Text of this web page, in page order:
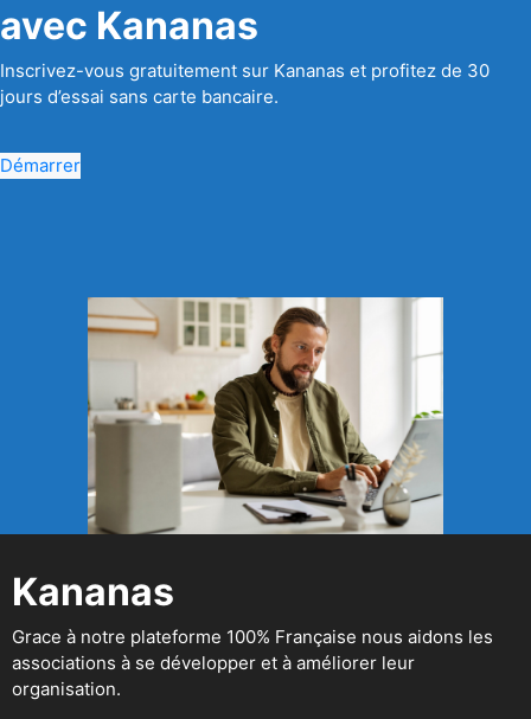
avec Kananas
Inscrivez-vous gratuitement sur Kananas et profitez de 30
jours d’essai sans carte bancaire.
Démarrer
Kananas
Grace à notre plateforme 100% Française nous aidons les
associations à se développer et à améliorer leur
organisation.